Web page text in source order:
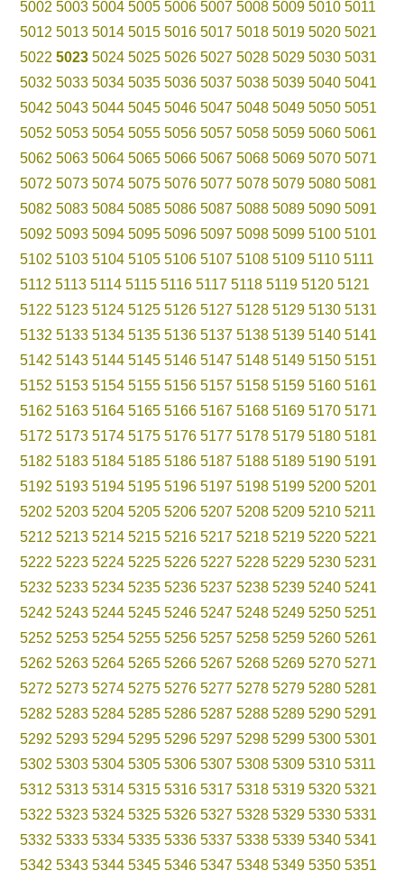
5002 5003 5004 5005 5006 5007 5008 5009 5010 5011
5012 5013 5014 5015 5016 5017 5018 5019 5020 5021
5022 5023 5024 5025 5026 5027 5028 5029 5030 5031
5032 5033 5034 5035 5036 5037 5038 5039 5040 5041
5042 5043 5044 5045 5046 5047 5048 5049 5050 5051
5052 5053 5054 5055 5056 5057 5058 5059 5060 5061
5062 5063 5064 5065 5066 5067 5068 5069 5070 5071
5072 5073 5074 5075 5076 5077 5078 5079 5080 5081
5082 5083 5084 5085 5086 5087 5088 5089 5090 5091
5092 5093 5094 5095 5096 5097 5098 5099 5100 5101
5102 5103 5104 5105 5106 5107 5108 5109 5110 5111
5112 5113 5114 5115 5116 5117 5118 5119 5120 5121
5122 5123 5124 5125 5126 5127 5128 5129 5130 5131
5132 5133 5134 5135 5136 5137 5138 5139 5140 5141
5142 5143 5144 5145 5146 5147 5148 5149 5150 5151
5152 5153 5154 5155 5156 5157 5158 5159 5160 5161
5162 5163 5164 5165 5166 5167 5168 5169 5170 5171
5172 5173 5174 5175 5176 5177 5178 5179 5180 5181
5182 5183 5184 5185 5186 5187 5188 5189 5190 5191
5192 5193 5194 5195 5196 5197 5198 5199 5200 5201
5202 5203 5204 5205 5206 5207 5208 5209 5210 5211
5212 5213 5214 5215 5216 5217 5218 5219 5220 5221
5222 5223 5224 5225 5226 5227 5228 5229 5230 5231
5232 5233 5234 5235 5236 5237 5238 5239 5240 5241
5242 5243 5244 5245 5246 5247 5248 5249 5250 5251
5252 5253 5254 5255 5256 5257 5258 5259 5260 5261
5262 5263 5264 5265 5266 5267 5268 5269 5270 5271
5272 5273 5274 5275 5276 5277 5278 5279 5280 5281
5282 5283 5284 5285 5286 5287 5288 5289 5290 5291
5292 5293 5294 5295 5296 5297 5298 5299 5300 5301
5302 5303 5304 5305 5306 5307 5308 5309 5310 5311
5312 5313 5314 5315 5316 5317 5318 5319 5320 5321
5322 5323 5324 5325 5326 5327 5328 5329 5330 5331
5332 5333 5334 5335 5336 5337 5338 5339 5340 5341
5342 5343 5344 5345 5346 5347 5348 5349 5350 5351